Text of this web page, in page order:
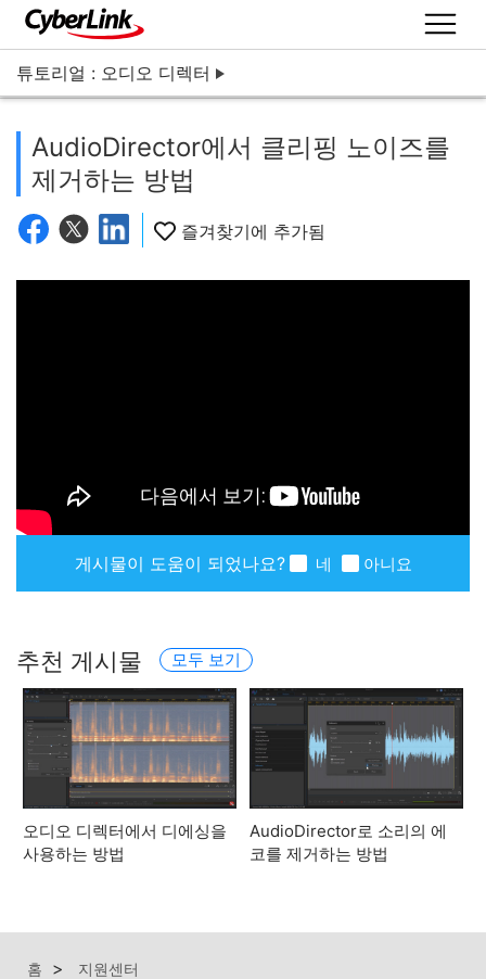
튜토리얼 : 오디오 디렉터
AudioDirector에서 클리핑 노이즈를
제거하는 방법
즐겨찾기에 추가됨
게시물이 도움이 되었나요? 네 아니요
추천 게시물 모두 보기
오디오 디렉터에서 디에싱을
사용하는 방법
AudioDirector로 소리의 에
코를 제거하는 방법
홈 지원센터